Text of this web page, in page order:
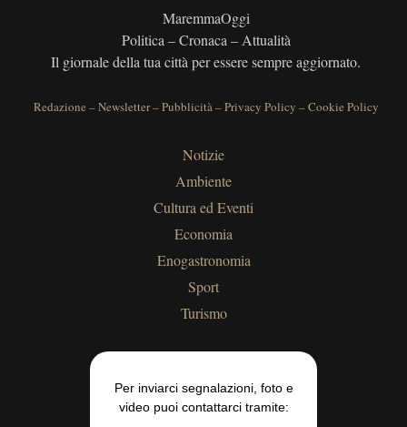
MaremmaOggi
Politica – Cronaca – Attualità
Il giornale della tua città per essere sempre aggiornato.
Redazione –Newsletter–Pubblicità–Privacy Policy –Cookie Policy
Notizie
Ambiente
Cultura ed Eventi
Economia
Enogastronomia
Sport
Turismo
Per inviarci segnalazioni, foto e
video puoi contattarci tramite: